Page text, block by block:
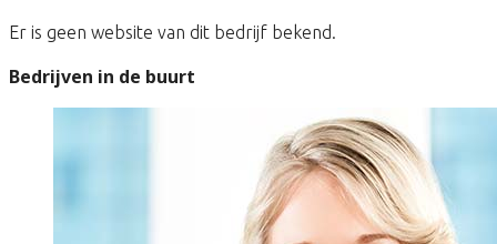
Er is geen website van dit bedrijf bekend.
Bedrijven in de buurt